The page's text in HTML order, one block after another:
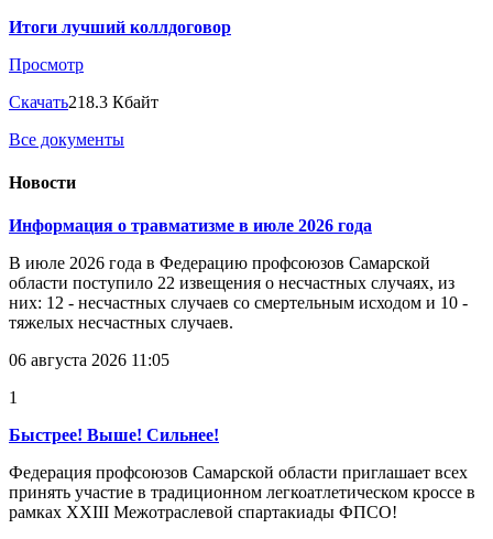
Итоги лучший коллдоговор
Просмотр
Скачать218.3 Кбайт
Все документы
Новости
Информация о травматизме в июле 2026 года
В июле 2026 года в Федерацию профсоюзов Самарской
области поступило 22 извещения о несчастных случаях, из
них: 12 - несчастных случаев со смертельным исходом и 10 -
тяжелых несчастных случаев.
06 августа 2026 11:05
1
Быстрее! Выше! Сильнее!
Федерация профсоюзов Самарской области приглашает всех
принять участие в традиционном легкоатлетическом кроссе в
рамках XXIII Межотраслевой спартакиады ФПСО!